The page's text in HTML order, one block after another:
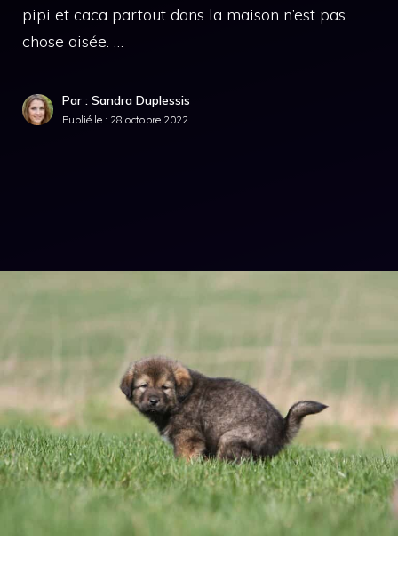
pipi et caca partout dans la maison n’est pas
chose aisée. …
Par : Sandra Duplessis
Publié le : 28 octobre 2022